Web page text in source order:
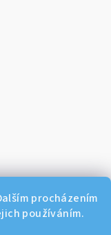
procházením
používáním.